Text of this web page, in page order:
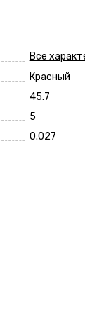
Все
Красный
45.7
5
0.027